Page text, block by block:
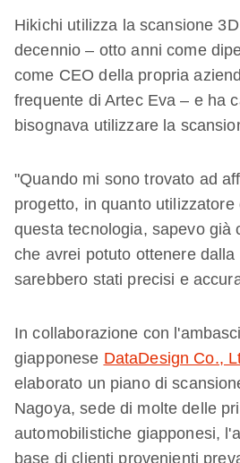
Hikichi utilizza la scansione
decennio – otto anni come
come CEO della propria
frequente di Artec Eva – e ha
bisognava utilizzare la
"Quando mi sono trovato ad
progetto, in quanto utilizzatore
questa tecnologia, sapevo già
che avrei potuto ottenere dalla
sarebbero stati precisi e
In collaborazione con
giapponese DataDesign Co.,
elaborato un piano di
Nagoya, sede di molte delle
automobilistiche giapponesi,
base di clienti provenienti